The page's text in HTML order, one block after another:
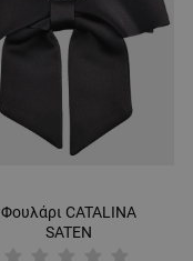
Φουλάρι CATALINA
SATEN